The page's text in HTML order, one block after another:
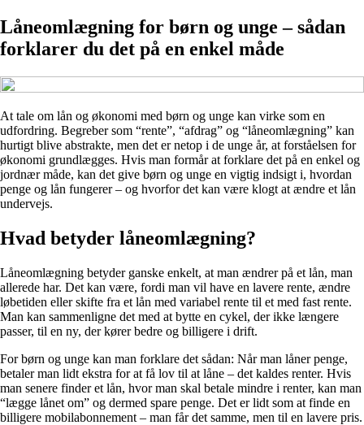
Låneomlægning for børn og unge – sådan
forklarer du det på en enkel måde
At tale om lån og økonomi med børn og unge kan virke som en
udfordring. Begreber som “rente”, “afdrag” og “låneomlægning” kan
hurtigt blive abstrakte, men det er netop i de unge år, at forståelsen for
økonomi grundlægges. Hvis man formår at forklare det på en enkel og
jordnær måde, kan det give børn og unge en vigtig indsigt i, hvordan
penge og lån fungerer – og hvorfor det kan være klogt at ændre et lån
undervejs.
Hvad betyder låneomlægning?
Låneomlægning betyder ganske enkelt, at man ændrer på et lån, man
allerede har. Det kan være, fordi man vil have en lavere rente, ændre
løbetiden eller skifte fra et lån med variabel rente til et med fast rente.
Man kan sammenligne det med at bytte en cykel, der ikke længere
passer, til en ny, der kører bedre og billigere i drift.
For børn og unge kan man forklare det sådan: Når man låner penge,
betaler man lidt ekstra for at få lov til at låne – det kaldes renter. Hvis
man senere finder et lån, hvor man skal betale mindre i renter, kan man
“lægge lånet om” og dermed spare penge. Det er lidt som at finde en
billigere mobilabonnement – man får det samme, men til en lavere pris.